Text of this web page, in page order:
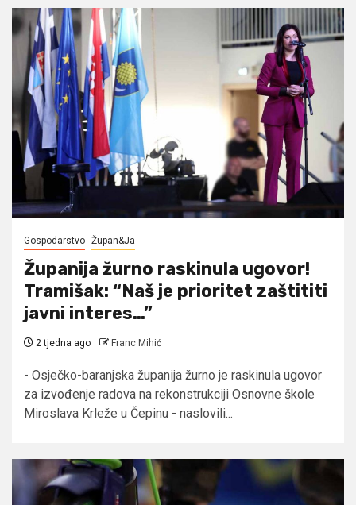
Gospodarstvo Župan&Ja
Županija žurno raskinula ugovor!
Tramišak: “Naš je prioritet zaštititi
javni interes…”
2 tjedna ago Franc Mihić
- Osječko-baranjska županija žurno je raskinula ugovor
za izvođenje radova na rekonstrukciji Osnovne škole
Miroslava Krleže u Čepinu - naslovili...